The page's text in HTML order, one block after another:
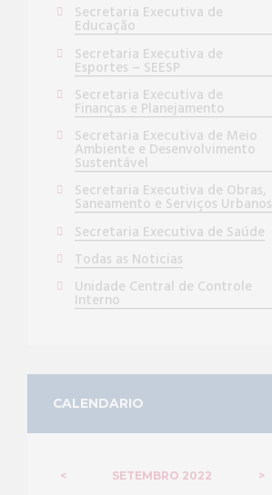
Secretaria Executiva de
Educação
Secretaria Executiva de
Esportes – SEESP
Secretaria Executiva de
Finanças e Planejamento
Secretaria Executiva de Meio
Ambiente e Desenvolvimento
Sustentável
Secretaria Executiva de Obras,
Saneamento e Serviços Urbanos
Secretaria Executiva de Saúde
Todas as Noticias
Unidade Central de Controle
Interno
CALENDARIO
SETEMBRO 2022